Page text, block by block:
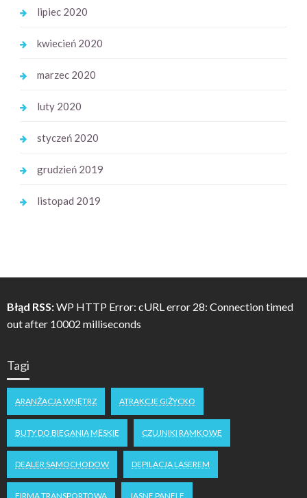
lipiec 2020
kwiecień 2020
marzec 2020
luty 2020
styczeń 2020
grudzień 2019
listopad 2019
Błąd RSS:WP HTTP Error: cURL error 28: Connection timed
out after 10002 milliseconds
Tagi
ARANŻACJA WNĘTRZ ATRAKCJE GIŻYCKO
BUTY DO BIEGANIA MĘSKIE CZUJNIKI RAMKOWE
DEALER SAMOCHODOW DEPILACJA LASEREM
FIRMA TRANSPORTOWA JASNE PANELE